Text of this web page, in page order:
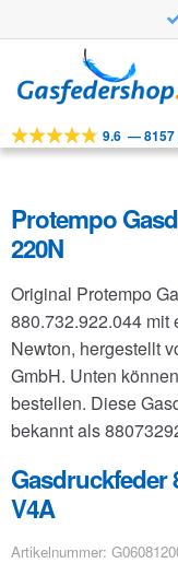
Navigation
springen
Inhalt
springen
Werkzeuge
Anwendungen
FAQ
9.6 —
Protempo
220N
Original Protempo
880.732.922.044 mit
Newton, hergestellt
GmbH. Unten
bestellen. Diese
bekannt als
Gasdruckfeder
V4A
Artikelnummer: